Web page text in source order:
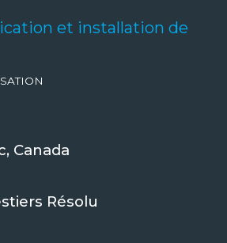
et installation de
Canada
Résolu